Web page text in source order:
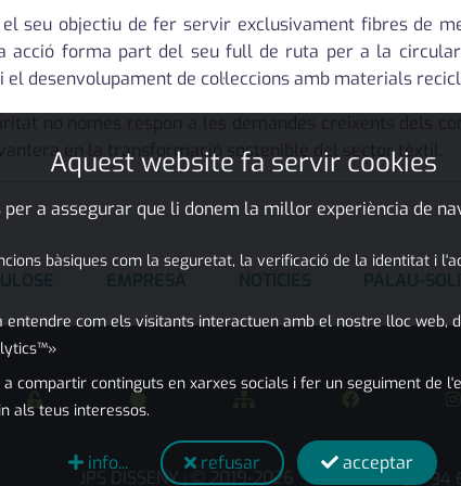
seu objectiu de fer servir exclusivament fibres de
acció forma part del seu full de ruta per a la
desenvolupament de col·leccions amb materials
en la transformació sostenible del sector tèxtil.
EMPRESA NOTÍCIES PALAU-
JPS DISSENY|© 2019-2026 +34
Aquest website fa servir cookies
a assegurar que li donem la millor experiència de
bàsiques com la seguretat, la verificació de la identitat i
entendre com els visitants interactuen amb el nostre lloc
compartir continguts en xarxes socials i fer un seguiment de
als teus interessos.
info... refusar acceptar